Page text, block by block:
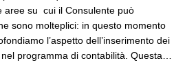
aree su cui il Consulente può
sono molteplici: in questo momento
l’aspetto dell’inserimento dei
programma di contabilità. Questa…